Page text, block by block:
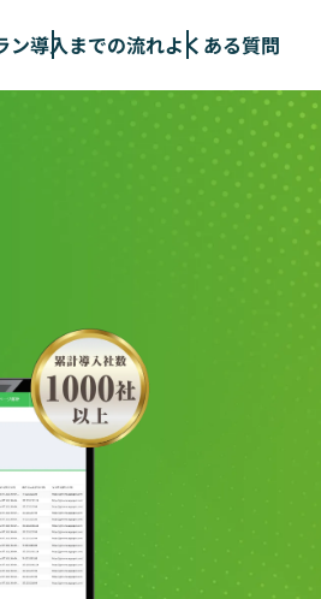
ン導入までの流れよくある質問